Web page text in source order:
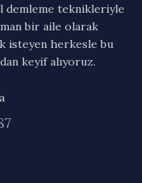
demleme teknikleriyle
bir aile olarak
isteyen herkesle bu
keyif alıyoruz.